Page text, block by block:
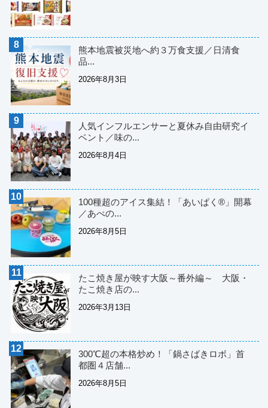
熊本地震被災地へ約３万食支援／日清食
品...
2026年8月3日
人気インフルエンサーと夏休み自由研究イ
ベント／味の...
2026年8月4日
100種超のアイス集結！「あいぱく®」開幕
／あべの...
2026年8月5日
たこ焼き屋が映す大阪～番外編～ 大阪・
たこ焼き店の...
2026年3月13日
300℃超の本格炒め！「鍋さばきロボ」首
都圏４店舗...
2026年8月5日